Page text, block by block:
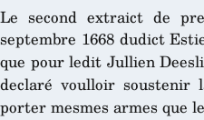
Le second extraict de
septembre 1668 dudict
que pour ledit Jullien
declaré voulloir soustenir
porter mesmes armes que